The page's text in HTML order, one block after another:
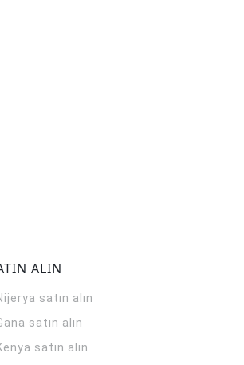
ALIN
satın alın
satın alın
satın alın